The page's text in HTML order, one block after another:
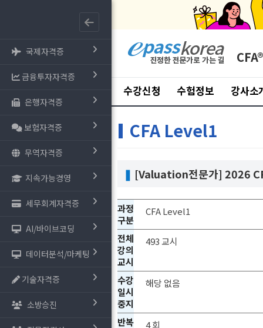
국제자격증
금융투자자격증
은행자격증
보험자격증
무역자격증
지속가능경영
세무회계자격증
AI/바이브코딩
데이터분석/마케팅
기술자격증
소방승진
CFA®
수강신청 수험정보 강사소
CFA Level1
❚ [Valuation전문가] 2026
과정
구분
CFA Level1
전체
강의
교시
493 교시
수강
일시
중지
해당 없음
반복
4 회